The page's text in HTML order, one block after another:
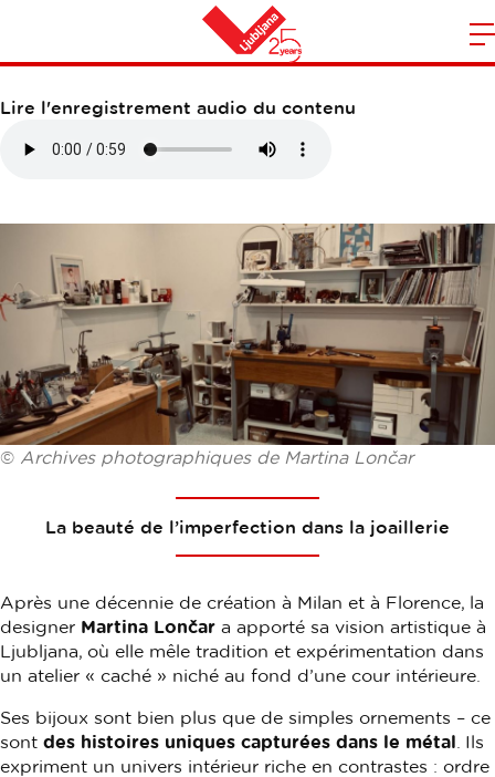
Maison
MARTINA LONČAR
Lire l'enregistrement audio du contenu
© Archives photographiques de Martina Lončar
La beauté de l’imperfection dans la joaillerie
Après une décennie de création à Milan et à Florence, la
designer Martina Lončar a apporté sa vision artistique à
Ljubljana, où elle mêle tradition et expérimentation dans
un atelier « caché » niché au fond d’une cour intérieure.
Ses bijoux sont bien plus que de simples ornements – ce
sont des histoires uniques capturées dans le métal . Ils
expriment un univers intérieur riche en contrastes : ordre